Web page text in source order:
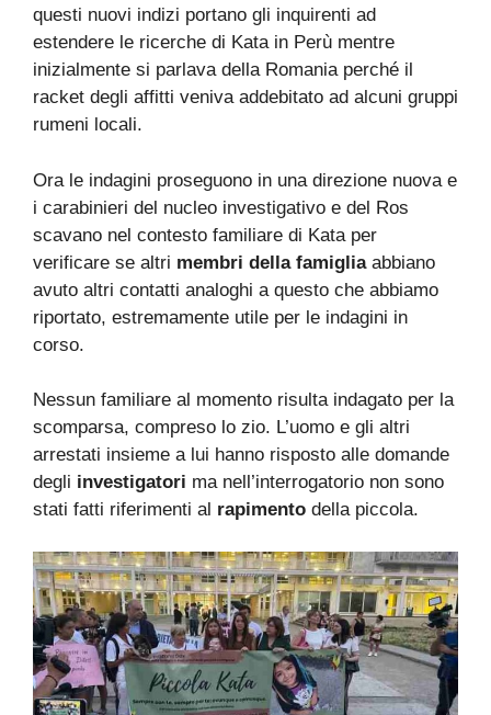
questi nuovi indizi portano gli inquirenti ad
estendere le ricerche di Kata in Perù mentre
inizialmente si parlava della Romania perché il
racket degli affitti veniva addebitato ad alcuni gruppi
rumeni locali.
Ora le indagini proseguono in una direzione nuova e
i carabinieri del nucleo investigativo e del Ros
scavano nel contesto familiare di Kata per
verificare se altri membri della famigliaabbiano
avuto altri contatti analoghi a questo che abbiamo
riportato, estremamente utile per le indagini in
corso.
Nessun familiare al momento risulta indagato per la
scomparsa, compreso lo zio. L’uomo e gli altri
arrestati insieme a lui hanno risposto alle domande
degli investigatori ma nell’interrogatorio non sono
stati fatti riferimenti al rapimento della piccola.